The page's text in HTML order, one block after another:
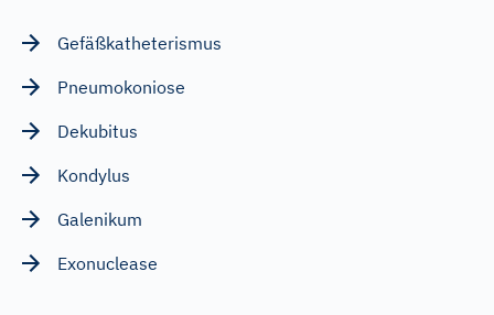
Gefäßkatheterismus
Pneumokoniose
Dekubitus
Kondylus
Galenikum
Exonuclease